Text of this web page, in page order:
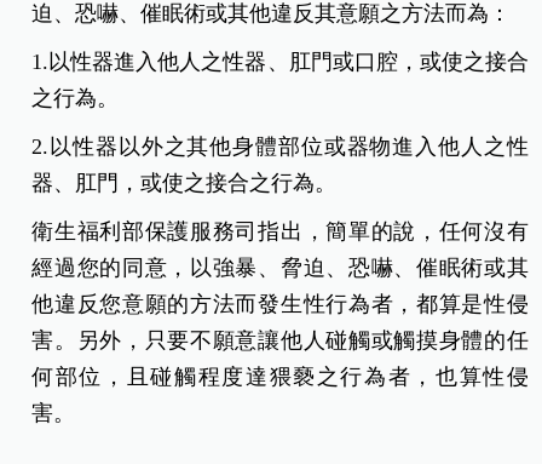
迫、恐嚇、催眠術或其他違反其意願之方法而為：
1.以性器進入他人之性器、肛門或口腔，或使之接合
之行為。
2.以性器以外之其他身體部位或器物進入他人之性
器、肛門，或使之接合之行為。
衛生福利部保護服務司指出，簡單的說，任何沒有
經過您的同意，以強暴、脅迫、恐嚇、催眠術或其
他違反您意願的方法而發生性行為者，都算是性侵
害。另外，只要不願意讓他人碰觸或觸摸身體的任
何部位，且碰觸程度達猥褻之行為者，也算性侵
害。